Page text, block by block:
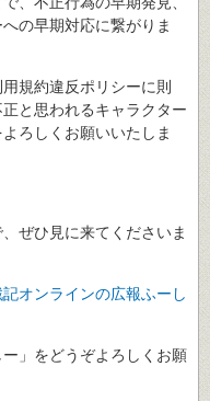
の早期対応に繋がりま
規約違反ポリシーに則
と思われるキャラクター
ろしくお願いいたしま
ぜひ見に来てくださいま
記オンラインの広報ふーし
」をどうぞよろしくお願